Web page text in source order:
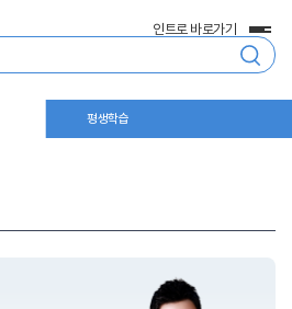
인트로 바로가기
전
체
메
평생학습